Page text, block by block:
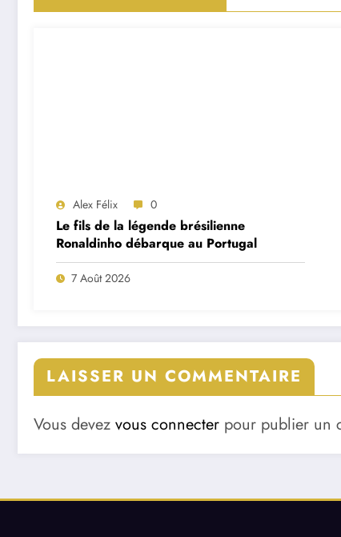
Alex Félix 0
Le fils de la légende brésilienne
Ronaldinho débarque au Portugal
7 Août 2026
LAISSER UN COMMENTAIRE
Vous devez vous connecter pour publier un